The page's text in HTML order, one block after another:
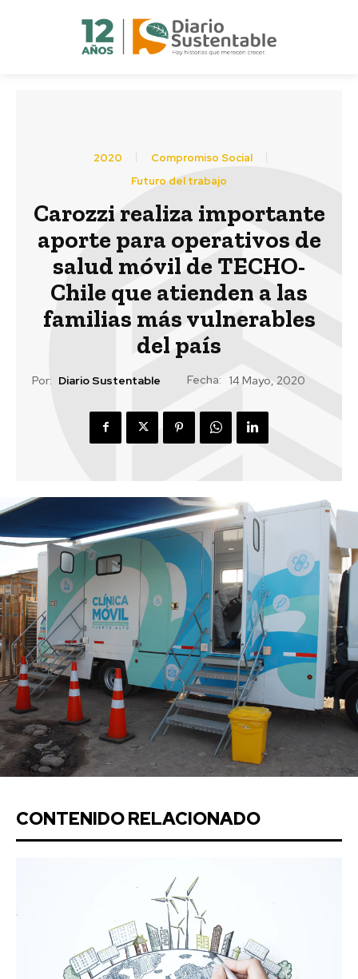
2020
Compromiso Social
Futuro del trabajo
Carozzi realiza importante
aporte para operativos de
salud móvil de TECHO-
Chile que atienden a las
familias más vulnerables
del país
Por: Diario Sustentable Fecha: 14 Mayo, 2020
CONTENIDO RELACIONADO